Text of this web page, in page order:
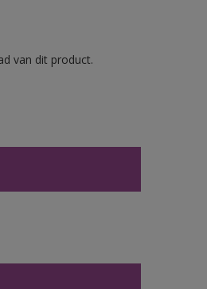
van dit product.